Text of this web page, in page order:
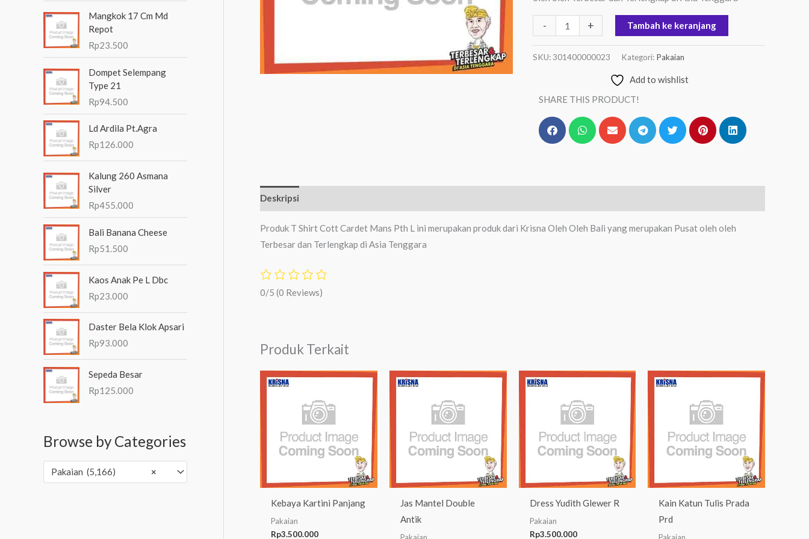
n
u
Mangkok 17 Cm Md
Repot
Rp23.500
Dompet Selempang
Type 21
Rp94.500
Ld Ardila Pt.Agra
Rp126.000
Kalung 260 Asmana
Silver
Rp455.000
Bali Banana Cheese
Rp51.500
Kaos Anak Pe L Dbc
Rp23.000
Daster Bela Klok Apsari
Rp93.000
Sepeda Besar
Rp125.000
Browse by Categories
×
Pakaian (5,166)
- + Tambah ke keranjang
SKU:301400000023 Kategori: Pakaian
Add to wishlist
SHARE THIS PRODUCT!
Deskripsi
Produk T Shirt Cott Cardet Mans Pth L ini merupakan produk dari Krisna Oleh Oleh Bali yang merupakan Pusat oleh oleh
Terbesar dan Terlengkap di Asia Tenggara
0/5 (0 Reviews)
Produk Terkait
Kebaya Kartini Panjang
Pakaian
Rp3.500.000
Jas Mantel Double
Antik
Pakaian
Dress Yudith Glewer R
Pakaian
Rp3.500.000
Kain Katun Tulis Prada
Prd
Pakaian